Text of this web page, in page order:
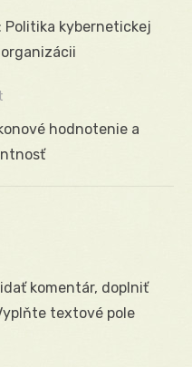
Politika kybernetickej
hodnotenie a
komentár, doplniť
textové pole